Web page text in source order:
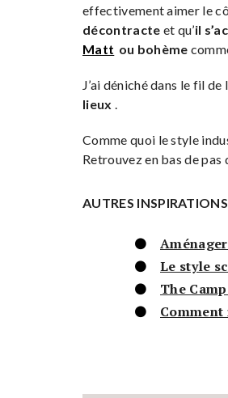
effectivement aimer le
décontracte et qu’il
Matt ou bohème
J’ai déniché dans le fil de
lieux .
Comme quoi le style
Retrouvez en bas de
AUTRES INSPIRATIONS
Le style
The